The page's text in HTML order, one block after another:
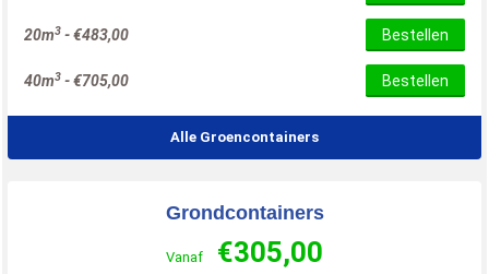
20m3 -€483,00 Bestellen
40m3 -€705,00 Bestellen
Alle Groencontainers
Grondcontainers
Vanaf €305,00